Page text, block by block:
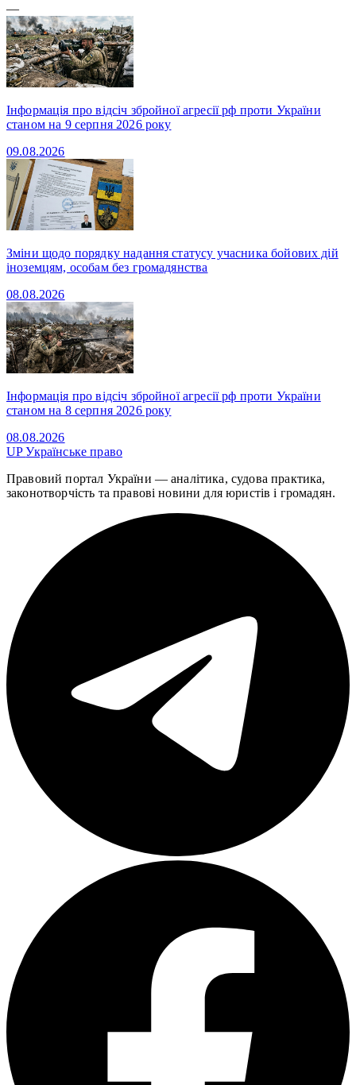
—
Інформація про відсіч збройної агресії рф проти України
станом на 9 серпня 2026 року
09.08.2026
Зміни щодо порядку надання статусу учасника бойових дій
іноземцям, особам без громадянства
08.08.2026
Інформація про відсіч збройної агресії рф проти України
станом на 8 серпня 2026 року
08.08.2026
UPУкраїнське право
Правовий портал України — аналітика, судова практика,
законотворчість та правові новини для юристів і громадян.